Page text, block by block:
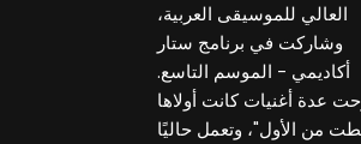
العالي للموسيقى العربية،
وشاركت في برنامج ستار
أكاديمي - الموسم التاسع.
عدة أغنيات كانت أولاها
من الأول"، وتعمل حاليًا